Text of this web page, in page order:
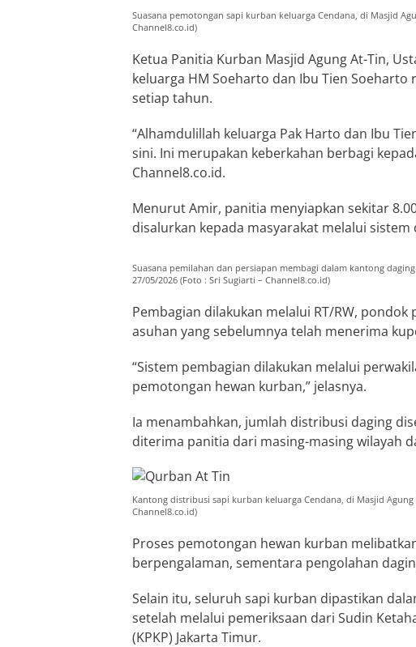
Suasana pemotongan sapi kurban keluarga Cendana, di Masjid
Channel8.co.id)
Ketua Panitia Kurban Masjid Agung At-Tin,
keluarga HM Soeharto dan Ibu Tien
setiap tahun.
“Alhamdulillah keluarga Pak Harto dan Ibu
sini. Ini merupakan keberkahan berbagi
Channel8.co.id.
Menurut Amir, panitia menyiapkan sekitar
disalurkan kepada masyarakat melalui
Suasana pemilahan dan persiapan membagi dalam kantong
27/05/2026 (Foto : Sri Sugiarti – Channel8.co.id)
Pembagian dilakukan melalui RT/RW,
asuhan yang sebelumnya telah menerima
“Sistem pembagian dilakukan melalui
pemotongan hewan kurban,” jelasnya.
Ia menambahkan, jumlah distribusi daging
diterima panitia dari masing-masing wilayah
Kantong distribusi sapi kurban keluarga Cendana, di Masjid
Channel8.co.id)
Proses pemotongan hewan kurban
berpengalaman, sementara pengolahan
Selain itu, seluruh sapi kurban dipastikan
setelah melalui pemeriksaan dari Sudin
(KPKP) Jakarta Timur.